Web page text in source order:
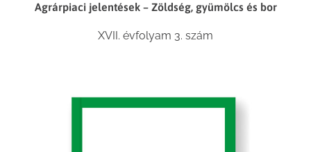
Agrárpiaci jelentések – Zöldség, gyümölcs és bor
XVII. évfolyam 3. szám